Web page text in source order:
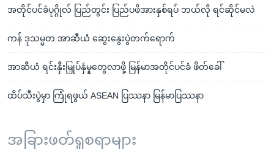
အတိုင်ပင်ခံပုဂ္ဂိုလ် ပြည်တွင်း ပြည်ပဖိအားနှစ်ရပ် ဘယ်လို ရင်ဆိုင်မလဲ
ကန် ဒုသမ္မတ အာဆီယံ ဆွေးနွေးပွဲတက်ရောက်
အာဆီယံ ရင်းနှီးမြှုပ်နှံမှုတွေလာဖို့ မြန်မာအတိုင်ပင်ခံ ဖိတ်ခေါ်
ထိပ်သီးပွဲမှာ ကြုံရဖွယ် ASEAN ပြဿနာ မြန်မာပြဿနာ
အခြားဖတ်ရှုစရာများ